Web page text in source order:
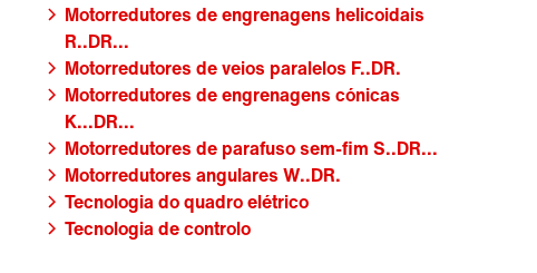
Motorredutores de engrenagens helicoidais
R..DR...
Motorredutores de veios paralelos F..DR.
Motorredutores de engrenagens cónicas
K...DR...
Motorredutores de parafuso sem-fim S..DR...
Motorredutores angulares W..DR.
Tecnologia do quadro elétrico
Tecnologia de controlo